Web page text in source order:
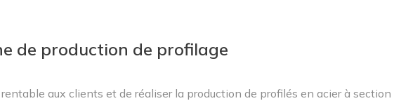
de production de profilage
aux clients et de réaliser la production de profilés en acier à